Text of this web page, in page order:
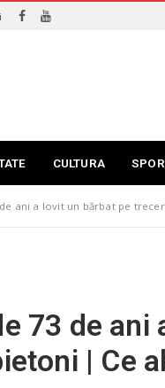
CULTURA
ani a lovit un bărbat pe
73 de ani
| Ce